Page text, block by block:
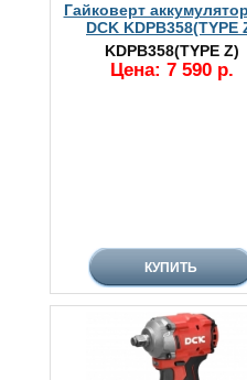
Гайковерт
DCK KDPB358(TYPE
KDPB358(TYPE Z)
Цена: 7 590 р.